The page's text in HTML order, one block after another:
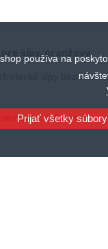
používa na
Prijať všetky
šípy, oranžový
šípy bez
6,2 mm